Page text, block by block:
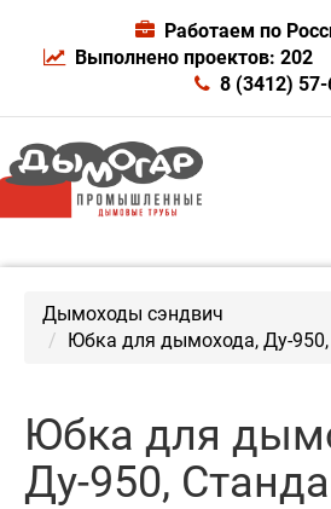
Работаем по
Выполнено проектов: 202
8 (3412)
Дымоходы сэндвич
Юбка для дымохода, Ду-950,
Юбка для
Ду-950,